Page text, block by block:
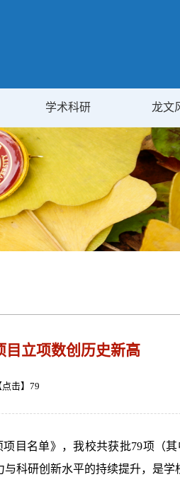
学术科研 龙文
目立项数创历史新高
击】 79
目名单》，我校共获批79项（
科研创新水平的持续提升，是